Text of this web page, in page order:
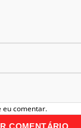
eu comentar.